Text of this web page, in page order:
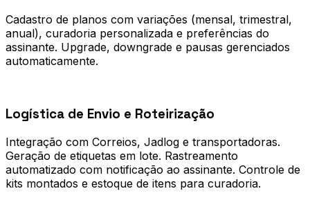
Cadastro de planos com variações (mensal, trimestral,
anual), curadoria personalizada e preferências do
assinante. Upgrade, downgrade e pausas gerenciados
automaticamente.
Logística de Envio e Roteirização
Integração com Correios, Jadlog e transportadoras.
Geração de etiquetas em lote. Rastreamento
automatizado com notificação ao assinante. Controle de
kits montados e estoque de itens para curadoria.